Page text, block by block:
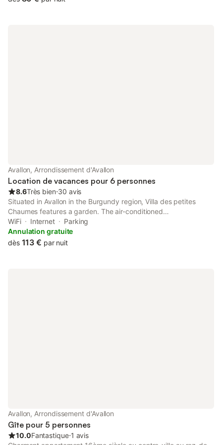
Avallon, Arrondissement d'Avallon
Location de vacances pour 6 personnes
8.6Très bien⋅30 avis
Situated in Avallon in the Burgundy region, Villa des petites
Chaumes features a garden. The air-conditioned
accommodation is 17 km from Vézelay Basilica, and guests can
benefit from private parking available on site and free WiFi.
WiFi Internet
Parking
Annulation gratuite
dès 113 € par nuit
Avallon, Arrondissement d'Avallon
Gîte pour 5 personnes
10.0Fantastique⋅1 avis